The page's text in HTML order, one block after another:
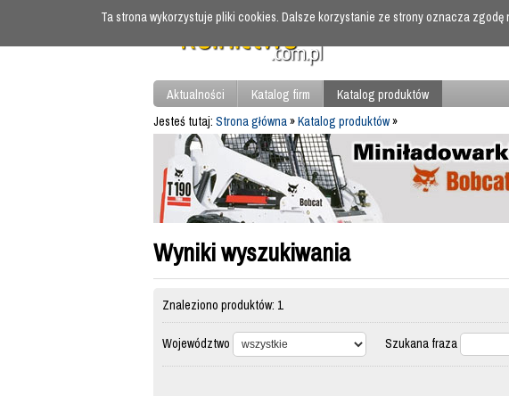
Aktualności Katalog firm
Katalog produktów
Jesteś tutaj: Strona główna»Katalog produktów»
Wyniki wyszukiwania
Znaleziono produktów: 1
Województwo Szukana fraza
Ta strona wykorzystuje pliki cookies. Dalsze korzystanie ze strony oznacza